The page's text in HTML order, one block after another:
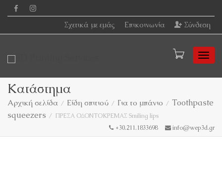
Σχετικά με εμάς Επικοινωνία Σύνδεση
Κατάστημα
Αρχική σελίδα Είδη σπιτιού Για το μπάνιο
Toothpaste
squeezers
ΠΡΕΣΑ ΟΔΟΝΤΟΚΡΕΜΑΣ Smiling lips
+30.211.1833698
info@wep3d.gr